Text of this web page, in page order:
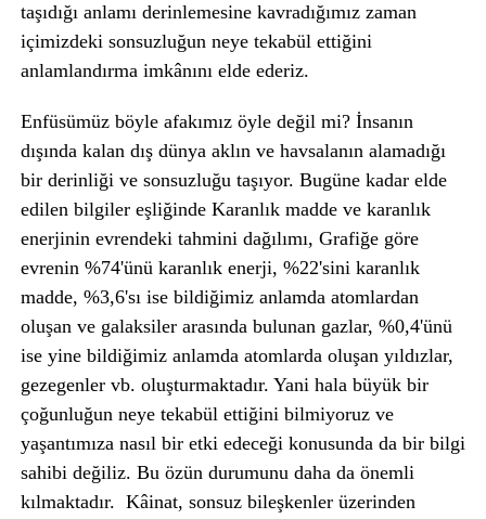
taşıdığı anlamı derinlemesine kavradığımız zaman
içimizdeki sonsuzluğun neye tekabül ettiğini
anlamlandırma imkânını elde ederiz.
Enfüsümüz böyle afakımız öyle değil mi? İnsanın
dışında kalan dış dünya aklın ve havsalanın alamadığı
bir derinliği ve sonsuzluğu taşıyor. Bugüne kadar elde
edilen bilgiler eşliğinde Karanlık madde ve karanlık
enerjinin evrendeki tahmini dağılımı, Grafiğe göre
evrenin %74'ünü karanlık enerji, %22'sini karanlık
madde, %3,6'sı ise bildiğimiz anlamda atomlardan
oluşan ve galaksiler arasında bulunan gazlar, %0,4'ünü
ise yine bildiğimiz anlamda atomlarda oluşan yıldızlar,
gezegenler vb. oluşturmaktadır. Yani hala büyük bir
çoğunluğun neye tekabül ettiğini bilmiyoruz ve
yaşantımıza nasıl bir etki edeceği konusunda da bir bilgi
sahibi değiliz. Bu özün durumunu daha da önemli
kılmaktadır. Kâinat, sonsuz bileşkenler üzerinden